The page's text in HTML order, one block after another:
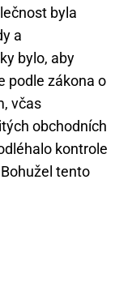
byla
a
bylo, aby
podle zákona o
včas
obchodních
kontrole
tento